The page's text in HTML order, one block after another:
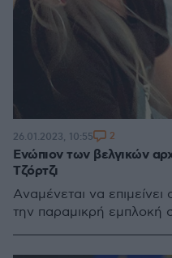
Ενώπιον των βελγικών
Τζόρτζι
Aναμένεται να
την παραμικρή εμπλοκή
26.01.2023, 10:55 2